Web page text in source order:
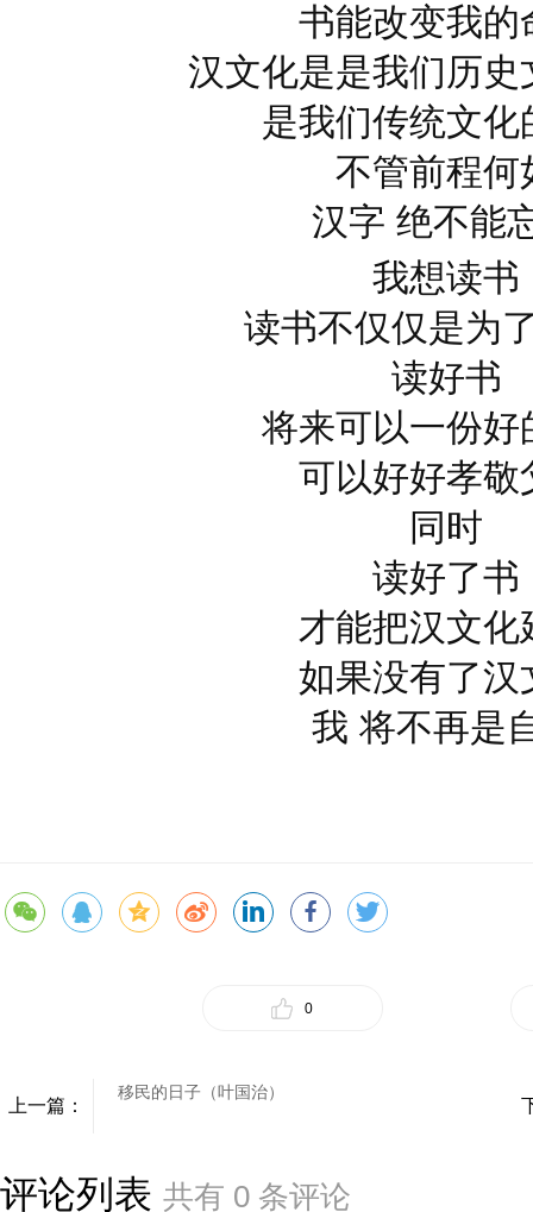
书能改变我的
汉文化是是我们历史
是我们传统文化
不管前程何
汉字 绝不能
我想读书
读书不仅仅是为
读好书
将来可以一份好
可以好好孝敬
同时
读好了书
才能把汉文化
如果没有了汉
我 将不再是
0
上一篇：
移民的日子（叶国治）
评论列表 共有 0 条评论